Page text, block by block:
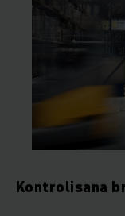
Kontrolisana